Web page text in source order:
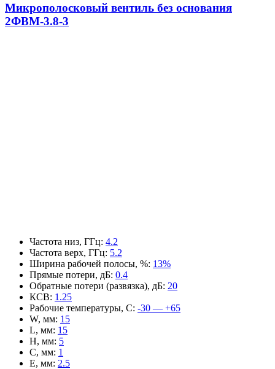
Микрополосковый вентиль без основания
2ФВМ-3.8-3
Частота низ, ГГц: 4.2
Частота верх, ГГц: 5.2
Ширина рабочей полосы, %: 13%
Прямые потери, дБ: 0.4
Обратные потери (развязка), дБ: 20
КСВ: 1.25
Рабочие температуры, С: -30 — +65
W, мм: 15
L, мм: 15
H, мм: 5
C, мм: 1
E, мм: 2.5